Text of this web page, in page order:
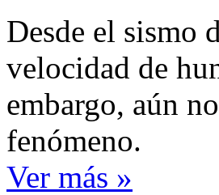
Desde el sismo
velocidad de
embargo, aún
fenómeno.
Ver más »